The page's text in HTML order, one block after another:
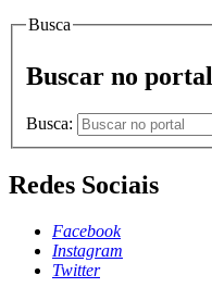
Busca
Buscar no portal
Busca:
Redes Sociais
Facebook
Instagram
Twitter